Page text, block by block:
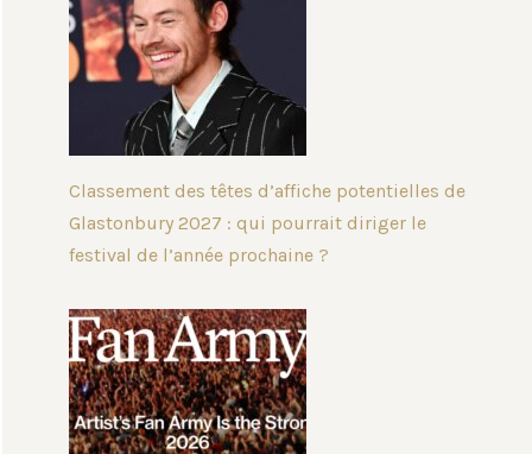
Classement des têtes d’affiche potentielles de
Glastonbury 2027 : qui pourrait diriger le
festival de l’année prochaine ?